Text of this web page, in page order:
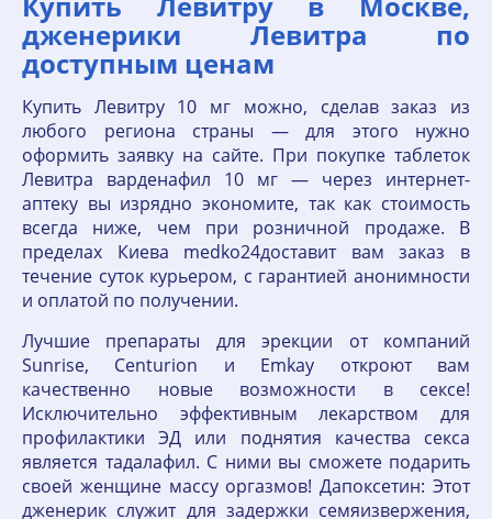
дженерики Левитра по
доступным ценам
Купить Левитру 10 мг можно, сделав заказ из
любого региона страны — для этого нужно
оформить заявку на сайте. При покупке таблеток
Левитра варденафил 10 мг — через интернет-
аптеку вы изрядно экономите, так как стоимость
всегда ниже, чем при розничной продаже. В
пределах Киева medko24доставит вам заказ в
течение суток курьером, с гарантией анонимности
и оплатой по получении.
Лучшие препараты для эрекции от компаний
Sunrise, Centurion и Emkay откроют вам
качественно новые возможности в сексе!
Исключительно эффективным лекарством для
профилактики ЭД или поднятия качества секса
является тадалафил. С ними вы сможете подарить
своей женщине массу оргазмов! Дапоксетин: Этот
дженерик служит для задержки семяизвержения,